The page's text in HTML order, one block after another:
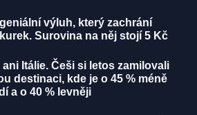
výluh, který zachrání
Surovina na něj stojí 5 Kč
Itálie. Češi si letos zamilovali
destinaci, kde je o 45 % méně
a o 40 % levněji